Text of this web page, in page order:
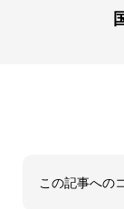
この記事への